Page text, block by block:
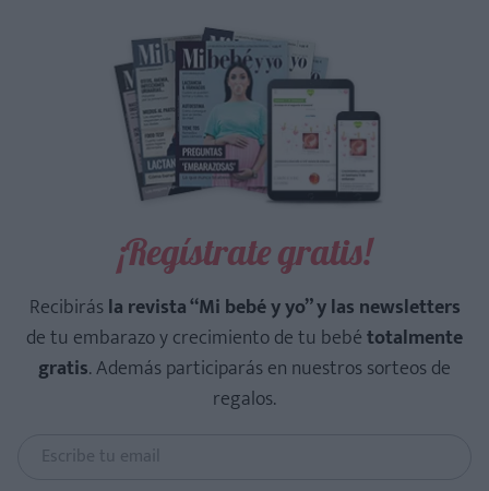
¡Regístrate gratis!
Recibirásla revista “Mi bebé y yo” y las newsletters
de tu embarazo y crecimiento de tu bebétotalmente
gratis. Además participarás en nuestros sorteos de
regalos.